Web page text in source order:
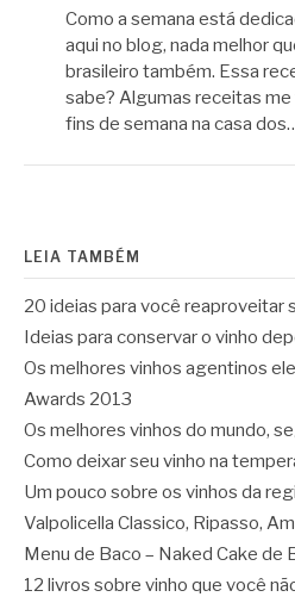
Como a semana está
aqui no blog, nada melhor
brasileiro também. Essa
sabe? Algumas receitas
fins de semana na casa
LEIA TAMBÉM
20 ideias para você reaproveitar
Ideias para conservar o vinho
Os melhores vinhos agentinos
Awards 2013
Os melhores vinhos do mundo,
Como deixar seu vinho na
Um pouco sobre os vinhos da
Valpolicella Classico, Ripasso,
Menu de Baco – Naked Cake de
12 livros sobre vinho que você